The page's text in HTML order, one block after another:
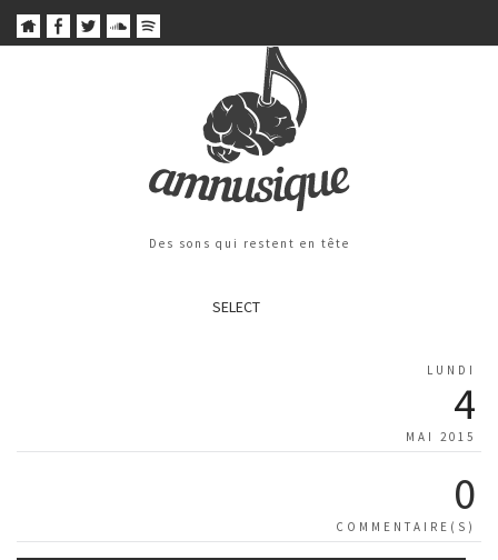
Des sons qui restent en tête
SELECT
LUNDI
4
MAI 2015
0
COMMENTAIRE(S)